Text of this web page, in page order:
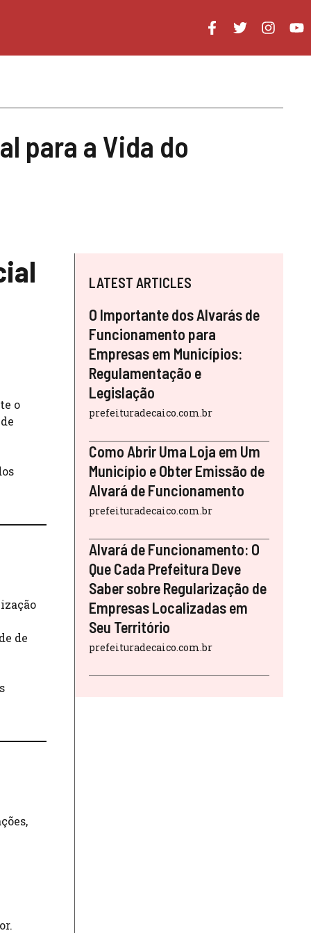
para a Vida do
o
de
LATEST ARTICLES
O Importante dos Alvarás de
Funcionamento para
Empresas em Municípios:
Regulamentação e
Legislação
prefeituradecaico.com.br
Como Abrir Uma Loja em Um
Município e Obter Emissão de
Alvará de Funcionamento
prefeituradecaico.com.br
Alvará de Funcionamento: O
Que Cada Prefeitura Deve
Saber sobre Regularização de
Empresas Localizadas em
Seu Território
prefeituradecaico.com.br